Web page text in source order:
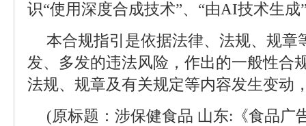
识“使用深度合成技术”、“由AI技术生成
本合规指引是依据法律、法规、规章
发、多发的违法风险，作出的一般性合
法规、规章及有关规定等内容发生变动
(原标题：涉保健食品 山东:《食品广